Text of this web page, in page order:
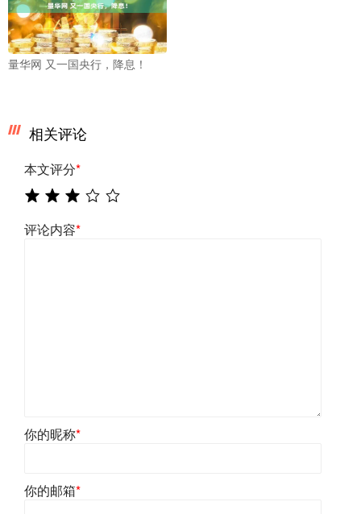
量华网 又一国央行，降息！
相关评论
本文评分*
评论内容*
你的昵称*
你的邮箱*